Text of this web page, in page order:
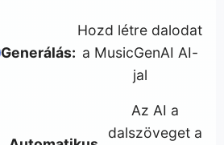
Generálás:
Hozd létre dalodat
a MusicGenAI AI-
jal
Az AI a
dalszöveget a